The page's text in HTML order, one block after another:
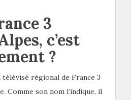
3
c’est
?
régional de France 3
Comme son nom l’indique, il